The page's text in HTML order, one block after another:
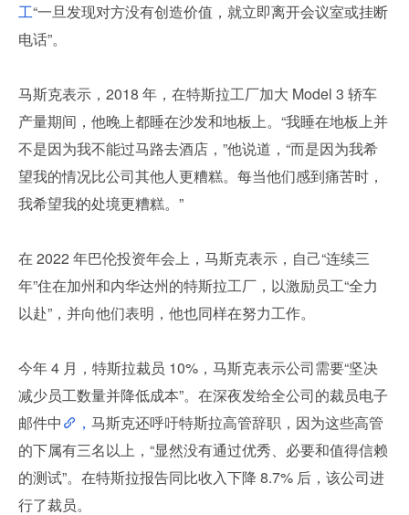
工“一旦发现对方没有创造价值，就立即离开会议室或挂断
电话”。
马斯克表示，2018 年，在特斯拉工厂加大 Model 3 轿车
产量期间，他晚上都睡在沙发和地板上。“我睡在地板上并
不是因为我不能过马路去酒店，”他说道，“而是因为我希
望我的情况比公司其他人更糟糕。每当他们感到痛苦时，
我希望我的处境更糟糕。”
在 2022 年巴伦投资年会上，马斯克表示，自己“连续三
年”住在加州和内华达州的特斯拉工厂，以激励员工“全力
以赴”，并向他们表明，他也同样在努力工作。
今年 4 月，特斯拉裁员 10%，马斯克表示公司需要“坚决
减少员工数量并降低成本”。在深夜发给全公司的裁员电子
邮件中
， 马斯克还呼吁特斯拉高管辞职，因为这些高管
的下属有三名以上，“显然没有通过优秀、必要和值得信赖
的测试”。在特斯拉报告同比收入下降 8.7% 后，该公司进
行了裁员。